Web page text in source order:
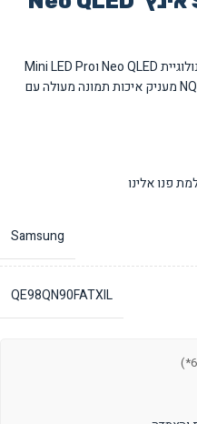
טלוויזיה חכמה Samsung 98 אינץ' עם טכנולוגיית Neo QLED וMini LED Pro
לחוויית צפייה מהפכנית. מעבד NQ4 AI Gen3 מעניק איכות תמונה מעולה עם
פנו אלינו
Samsung
QE98QN90FATXIL